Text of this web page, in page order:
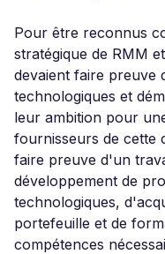
Pour être reconnus
stratégique de RMM
devaient faire preuve
technologiques et
leur ambition pour
fournisseurs de cette
faire preuve d'un
développement de
technologiques,
portefeuille et de
compétences